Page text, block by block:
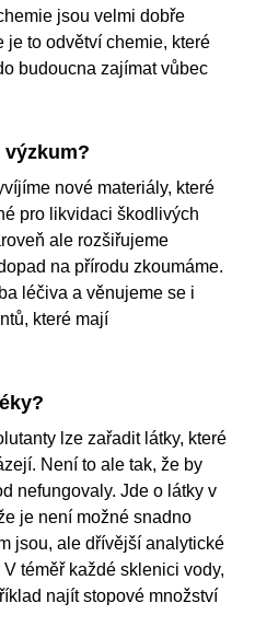
jsou velmi dobře
je to odvětví chemie, které
budoucna zajímat vůbec
výzkum?
nové materiály, které
pro likvidaci škodlivých
ale rozšiřujeme
na přírodu zkoumáme.
léčiva a věnujeme se i
které mají
lze zařadit látky, které
Není to ale tak, že by
nefungovaly. Jde o látky v
je není možné snadno
jsou, ale dřívější analytické
téměř každé sklenici vody,
najít stopové množství